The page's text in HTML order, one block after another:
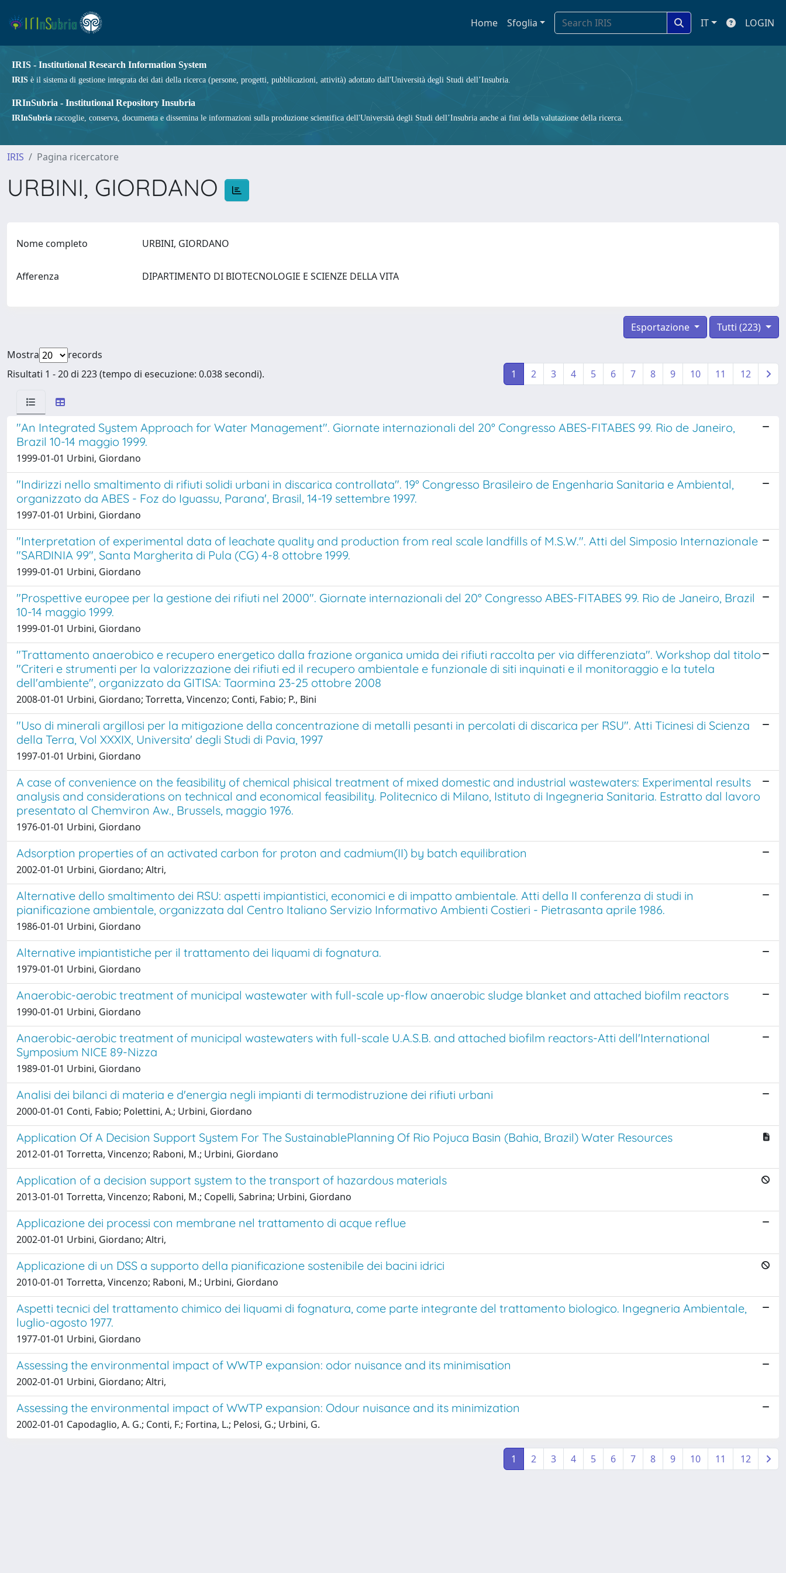
Home Sfoglia IT LOGIN
IRIS - Institutional Research Information System
IRIS è il sistema di gestione integrata dei dati della ricerca (persone, progetti, pubblicazioni, attività) adottato dall'Università degli Studi dell’Insubria.
IRInSubria - Institutional Repository Insubria
IRInSubria raccoglie, conserva, documenta e dissemina le informazioni sulla produzione scientifica dell'Università degli Studi dell’Insubria anche ai fini della valutazione della ricerca.
IRIS Pagina ricercatore
URBINI, GIORDANO
Nome completo URBINI, GIORDANO
Afferenza DIPARTIMENTO DI BIOTECNOLOGIE E SCIENZE DELLA VITA
Tutti (223)
Esportazione
Mostra
records
Risultati 1 - 20 di 223 (tempo di esecuzione: 0.038 secondi).
1 2 3 4 5 6 7 8 9 10 11 12
"An Integrated System Approach for Water Management". Giornate internazionali del 20° Congresso ABES-FITABES 99. Rio de Janeiro,
Brazil 10-14 maggio 1999.
1999-01-01 Urbini, Giordano
"Indirizzi nello smaltimento di rifiuti solidi urbani in discarica controllata". 19° Congresso Brasileiro de Engenharia Sanitaria e Ambiental,
organizzato da ABES - Foz do Iguassu, Parana', Brasil, 14-19 settembre 1997.
1997-01-01 Urbini, Giordano
"Interpretation of experimental data of leachate quality and production from real scale landfills of M.S.W.". Atti del Simposio Internazionale
"SARDINIA 99", Santa Margherita di Pula (CG) 4-8 ottobre 1999.
1999-01-01 Urbini, Giordano
"Prospettive europee per la gestione dei rifiuti nel 2000". Giornate internazionali del 20° Congresso ABES-FITABES 99. Rio de Janeiro, Brazil
10-14 maggio 1999.
1999-01-01 Urbini, Giordano
"Trattamento anaerobico e recupero energetico dalla frazione organica umida dei rifiuti raccolta per via differenziata". Workshop dal titolo
"Criteri e strumenti per la valorizzazione dei rifiuti ed il recupero ambientale e funzionale di siti inquinati e il monitoraggio e la tutela
dell'ambiente", organizzato da GITISA: Taormina 23-25 ottobre 2008
2008-01-01 Urbini, Giordano; Torretta, Vincenzo; Conti, Fabio; P., Bini
"Uso di minerali argillosi per la mitigazione della concentrazione di metalli pesanti in percolati di discarica per RSU". Atti Ticinesi di Scienza
della Terra, Vol XXXIX, Universita' degli Studi di Pavia, 1997
1997-01-01 Urbini, Giordano
A case of convenience on the feasibility of chemical phisical treatment of mixed domestic and industrial wastewaters: Experimental results
analysis and considerations on technical and economical feasibility. Politecnico di Milano, Istituto di Ingegneria Sanitaria. Estratto dal lavoro
presentato al Chemviron Aw., Brussels, maggio 1976.
1976-01-01 Urbini, Giordano
Adsorption properties of an activated carbon for proton and cadmium(II) by batch equilibration
2002-01-01 Urbini, Giordano; Altri,
Alternative dello smaltimento dei RSU: aspetti impiantistici, economici e di impatto ambientale. Atti della II conferenza di studi in
pianificazione ambientale, organizzata dal Centro Italiano Servizio Informativo Ambienti Costieri - Pietrasanta aprile 1986.
1986-01-01 Urbini, Giordano
Alternative impiantistiche per il trattamento dei liquami di fognatura.
1979-01-01 Urbini, Giordano
Anaerobic-aerobic treatment of municipal wastewater with full-scale up-flow anaerobic sludge blanket and attached biofilm reactors
1990-01-01 Urbini, Giordano
Anaerobic-aerobic treatment of municipal wastewaters with full-scale U.A.S.B. and attached biofilm reactors-Atti dell'International
Symposium NICE 89-Nizza
1989-01-01 Urbini, Giordano
Analisi dei bilanci di materia e d'energia negli impianti di termodistruzione dei rifiuti urbani
2000-01-01 Conti, Fabio; Polettini, A.; Urbini, Giordano
Application Of A Decision Support System For The SustainablePlanning Of Rio Pojuca Basin (Bahia, Brazil) Water Resources
2012-01-01 Torretta, Vincenzo; Raboni, M.; Urbini, Giordano
Application of a decision support system to the transport of hazardous materials
2013-01-01 Torretta, Vincenzo; Raboni, M.; Copelli, Sabrina; Urbini, Giordano
Applicazione dei processi con membrane nel trattamento di acque reflue
2002-01-01 Urbini, Giordano; Altri,
Applicazione di un DSS a supporto della pianificazione sostenibile dei bacini idrici
2010-01-01 Torretta, Vincenzo; Raboni, M.; Urbini, Giordano
Aspetti tecnici del trattamento chimico dei liquami di fognatura, come parte integrante del trattamento biologico. Ingegneria Ambientale,
luglio-agosto 1977.
1977-01-01 Urbini, Giordano
Assessing the environmental impact of WWTP expansion: odor nuisance and its minimisation
2002-01-01 Urbini, Giordano; Altri,
Assessing the environmental impact of WWTP expansion: Odour nuisance and its minimization
2002-01-01 Capodaglio, A. G.; Conti, F.; Fortina, L.; Pelosi, G.; Urbini, G.
1 2 3 4 5 6 7 8 9 10 11 12